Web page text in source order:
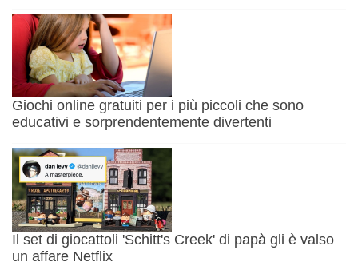
Giochi online gratuiti per i più piccoli che sono
educativi e sorprendentemente divertenti
Il set di giocattoli 'Schitt's Creek' di papà gli è valso
un affare Netflix